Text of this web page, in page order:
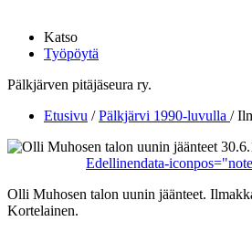
Katso
Työpöytä
Pälkjärven pitäjäseura ry.
Etusivu /Pälkjärvi 1990-luvulla /
Edellinendata-
Olli Muhosen talon uunin jäänteet.
Kortelainen.